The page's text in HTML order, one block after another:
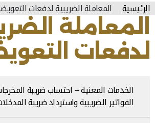
الرئيسية المعاملة الضريبية لدفعات
المعاملة
لدفعات
الخدمات المعنية – احتساب ضريبة
الفواتير الضريبية واسترداد ضريبة